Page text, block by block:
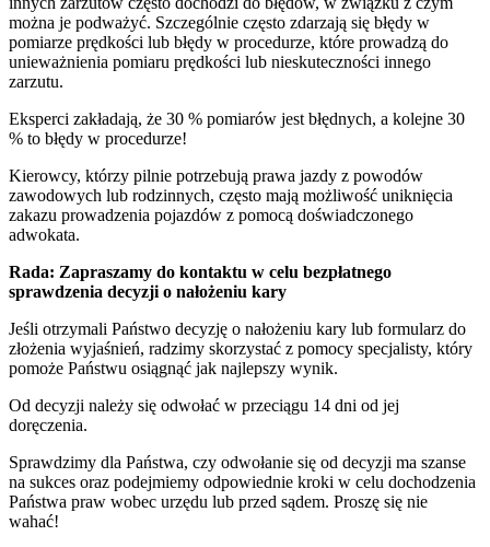
można je podważyć. Szczególnie często zdarzają się błędy w
pomiarze prędkości lub błędy w procedurze, które prowadzą do
unieważnienia pomiaru prędkości lub nieskuteczności innego
zarzutu.
Eksperci zakładają, że 30 % pomiarów jest błędnych, a kolejne 30
% to błędy w procedurze!
Kierowcy, którzy pilnie potrzebują prawa jazdy z powodów
zawodowych lub rodzinnych, często mają możliwość uniknięcia
zakazu prowadzenia pojazdów z pomocą doświadczonego
adwokata.
Rada: Zapraszamy do kontaktu w celu bezpłatnego
sprawdzenia decyzji o nałożeniu kary
Jeśli otrzymali Państwo decyzję o nałożeniu kary lub formularz do
złożenia wyjaśnień, radzimy skorzystać z pomocy specjalisty, który
pomoże Państwu osiągnąć jak najlepszy wynik.
Od decyzji należy się odwołać w przeciągu 14 dni od jej
doręczenia.
Sprawdzimy dla Państwa, czy odwołanie się od decyzji ma szanse
na sukces oraz podejmiemy odpowiednie kroki w celu dochodzenia
Państwa praw wobec urzędu lub przed sądem. Proszę się nie
wahać!